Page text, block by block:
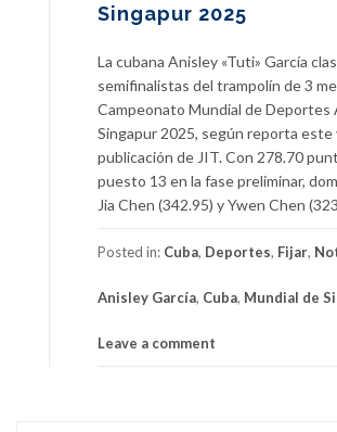
Singapur 2025
La cubana Anisley «Tuti» García
semifinalistas del trampolín de 3
Campeonato Mundial de Deportes
Singapur 2025, según reporta este
publicación de JIT. Con 278.70
puesto 13 en la fase preliminar,
Jia Chen (342.95) y Ywen Chen
Posted in: Cuba, Deportes, Fijar,
Anisley García, Cuba, Mundial de
Leave a comment